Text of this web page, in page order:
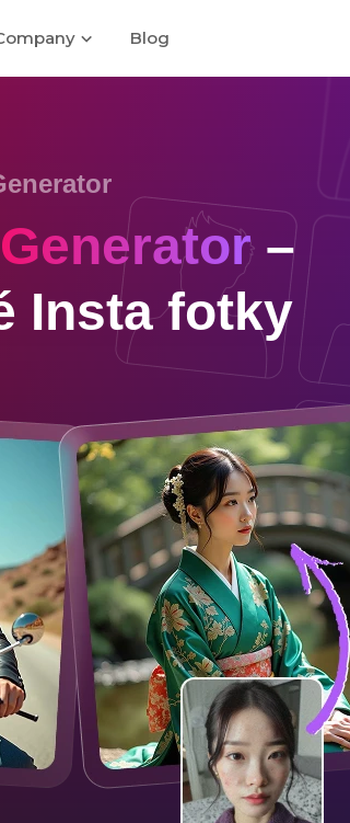
Blog
–
Insta fotky